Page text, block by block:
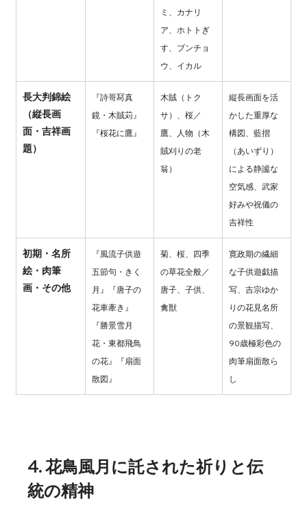
ミ、カナリ
ア、ホトトぎ
す、ブンチョ
ウ、イカル
長大判錦絵
（縦長画
面・吉祥画
題）
『詩哥冩真
鏡・木賊苅』
『桜花に鷹』
木賊（トク
サ）、桜／
鷹、人物（木
賊刈りの老
翁）
縦長画面を活
かした重厚な
構図、藍摺
（あいずり）
による静謐な
空気感、武家
好みや祝儀の
吉祥性
初期・名所
絵・肉筆
画・その他
『風流子供遊
五節句・きく
月』『唐子の
花車牽き』
『勝景雪月
花・東都飛鳥
の花』『扇面
散図』
菊、桜、四季
の草花全般／
唐子、子供、
禽獣
寛政期の繊細
な子供遊戯描
写、吉宗ゆか
りの花見名所
の景観描写、
90歳極彩色の
肉筆扇面散ら
し
4. 花鳥風月に託された祈りと伝
統の精神